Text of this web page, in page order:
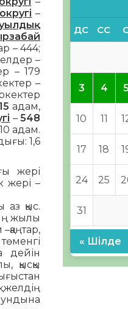
–
– 444;
–
– 179
–
адам,
–548
адам.
1,6
жері
жері –
аз қыс.
жылы
дейін
қысқы
ДС СС
3 4 5
10 11
17 18
24 25
31
« Шілде